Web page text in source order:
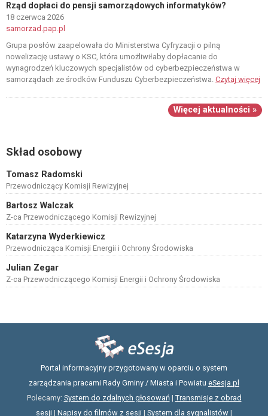
Rząd dopłaci do pensji samorządowych informatyków?
18 czerwca 2026
samorzad.pap.pl
Grupa posłów zaapelowała do Ministerstwa Cyfryzacji o pilną
nowelizację ustawy o KSC, która umożliwiłaby dopłacanie do
wynagrodzeń kluczowych specjalistów od cyberbezpieczeństwa w
samorządach ze środków Funduszu Cyberbezpieczeństwa. Czytaj więcej
Więcej aktualności »
Skład osobowy
Tomasz Radomski
Przewodniczący Komisji Rewizyjnej
Bartosz Walczak
Z-ca Przewodniczącego Komisji Rewizyjnej
Katarzyna Wyderkiewicz
Przewodnicząca Komisji Energii i Ochrony Środowiska
Julian Zegar
Z-ca Przewodniczącego Komisji Energii i Ochrony Środowiska
Portal informacyjny przygotowany w oparciu o system
zarządzania pracami Rady Gminy / Miasta i Powiatu eSesja.pl
Polecamy: System do zdalnych głosowań| Transmisje z obrad
sesji | Napisy do filmów z sesji | System dla sygnalistów |